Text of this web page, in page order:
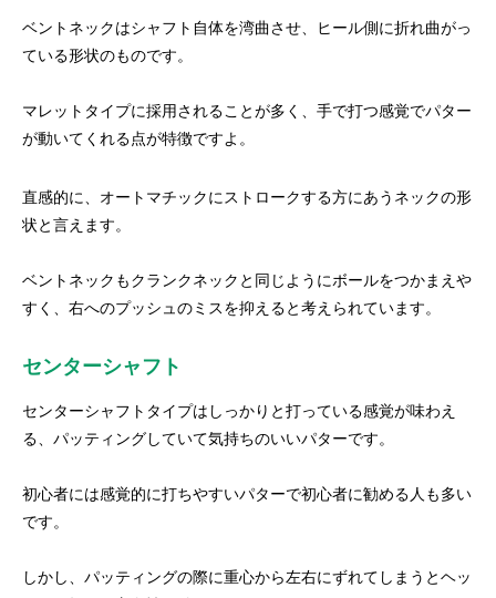
ベントネックはシャフト自体を湾曲させ、ヒール側に折れ曲がっ
ている形状のものです。
マレットタイプに採用されることが多く、手で打つ感覚でパター
が動いてくれる点が特徴ですよ。
直感的に、オートマチックにストロークする方にあうネックの形
状と言えます。
ベントネックもクランクネックと同じようにボールをつかまえや
すく、右へのプッシュのミスを抑えると考えられています。
センターシャフト
センターシャフトタイプはしっかりと打っている感覚が味わえ
る、パッティングしていて気持ちのいいパターです。
初心者には感覚的に打ちやすいパターで初心者に勧める人も多い
です。
しかし、パッティングの際に重心から左右にずれてしまうとヘッ